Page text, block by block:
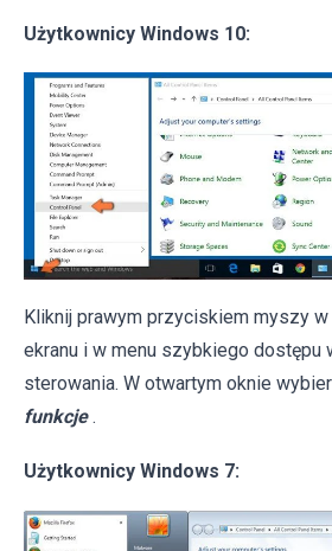
Użytkownicy Windows 10:
Kliknij prawym przyciskiem myszy
ekranu i w menu szybkiego dostępu
sterowania. W otwartym oknie
funkcje .
Użytkownicy Windows 7: